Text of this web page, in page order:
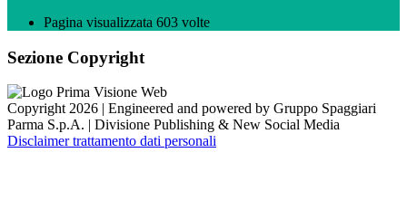
Pagina visualizzata 603 volte
Sezione Copyright
Copyright 2026 | Engineered and powered by Gruppo Spaggiari
Parma S.p.A. | Divisione Publishing & New Social Media
Disclaimer trattamento dati personali